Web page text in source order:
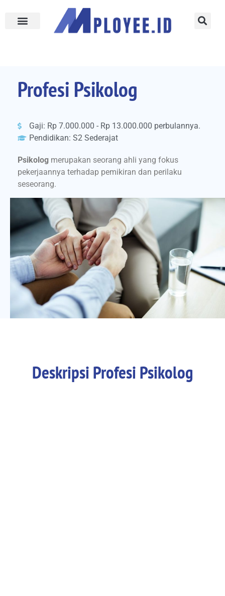
Profesi Psikolog
Gaji: Rp 7.000.000 - Rp 13.000.000 perbulannya.
Pendidikan: S2 Sederajat
Psikolog merupakan seorang ahli yang fokus
pekerjaannya terhadap pemikiran dan perilaku
seseorang.
Deskripsi Profesi Psikolog